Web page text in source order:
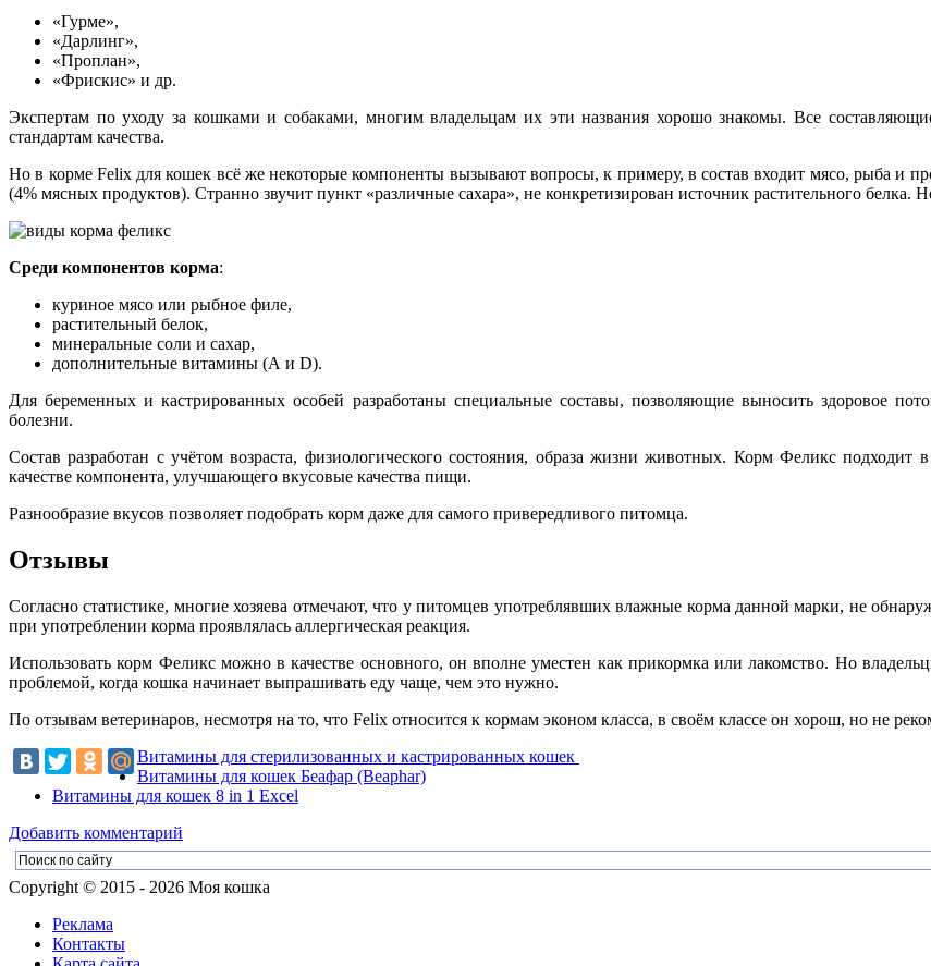
«Гурме»,
«Дарлинг»,
«Проплан»,
«Фрискис» и др.
Экспертам по уходу за кошками и собаками, многим владельцам их эти названия хорошо знакомы. Все
стандартам качества.
Но в корме Felix для кошек всё же некоторые компоненты вызывают вопросы, к примеру, в состав входит мясо, рыба и
(4% мясных продуктов). Странно звучит пункт «различные сахара», не конкретизирован источник растительного белка.
Среди компонентов корма:
куриное мясо или рыбное филе,
растительный белок,
минеральные соли и сахар,
дополнительные витамины (А и D).
Для беременных и кастрированных особей разработаны специальные составы, позволяющие выносить здоровое
болезни.
Состав разработан с учётом возраста, физиологического состояния, образа жизни животных. Корм Феликс подходит
качестве компонента, улучшающего вкусовые качества пищи.
Разнообразие вкусов позволяет подобрать корм даже для самого привередливого питомца.
Отзывы
Согласно статистике, многие хозяева отмечают, что у питомцев употреблявших влажные корма данной марки, не
при употреблении корма проявлялась аллергическая реакция.
Использовать корм Феликс можно в качестве основного, он вполне уместен как прикормка или лакомство. Но
проблемой, когда кошка начинает выпрашивать еду чаще, чем это нужно.
По отзывам ветеринаров, несмотря на то, что Felix относится к кормам эконом класса, в своём классе он хорош, но не
Витамины для стерилизованных и кастрированных кошек
Витамины для кошек Беафар (Beaphar)
Витамины для кошек 8 in 1 Excel
Добавить комментарий
Copyright © 2015 - 2026 Моя кошка
Реклама
Контакты